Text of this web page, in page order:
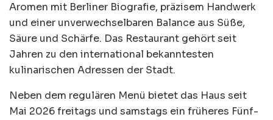
Aromen mit Berliner Biografie, präzisem Handwerk
und einer unverwechselbaren Balance aus Süße,
Säure und Schärfe. Das Restaurant gehört seit
Jahren zu den international bekanntesten
kulinarischen Adressen der Stadt.
Neben dem regulären Menü bietet das Haus seit
Mai 2026 freitags und samstags ein früheres Fünf-